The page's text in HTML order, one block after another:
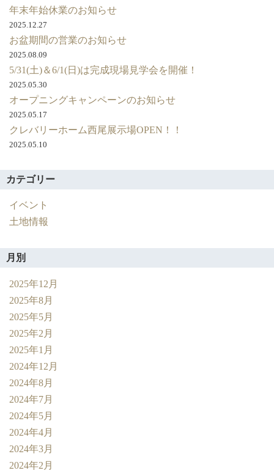
し
て
い
ま
シ
ョ
ン
年末年始休業のお知らせ
2025.12.27
お盆期間の営業のお知らせ
2025.08.09
5/31(土)＆6/1(日)は完成現場見学会を開催！
2025.05.30
オープニングキャンペーンのお知らせ
2025.05.17
クレバリーホーム西尾展示場OPEN！！
2025.05.10
カテゴリー
イベント
土地情報
月別
2025年12月
2025年8月
2025年5月
2025年2月
2025年1月
2024年12月
2024年8月
2024年7月
2024年5月
2024年4月
2024年3月
2024年2月